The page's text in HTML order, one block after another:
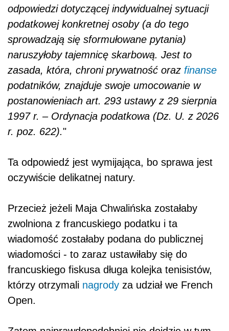
odpowiedzi dotyczącej indywidualnej sytuacji
podatkowej konkretnej osoby (a do tego
sprowadzają się sformułowane pytania)
naruszyłoby tajemnicę skarbową. Jest to
zasada, która, chroni prywatność oraz finanse
podatników, znajduje swoje umocowanie w
postanowieniach art. 293 ustawy z 29 sierpnia
1997 r. – Ordynacja podatkowa (Dz. U. z 2026
r. poz. 622)."
Ta odpowiedź jest wymijająca, bo sprawa jest
oczywiście delikatnej natury.
Przecież jeżeli Maja Chwalińska zostałaby
zwolniona z francuskiego podatku i ta
wiadomość zostałaby podana do publicznej
wiadomości - to zaraz ustawiłaby się do
francuskiego fiskusa długa kolejka tenisistów,
którzy otrzymali nagrody za udział we French
Open.